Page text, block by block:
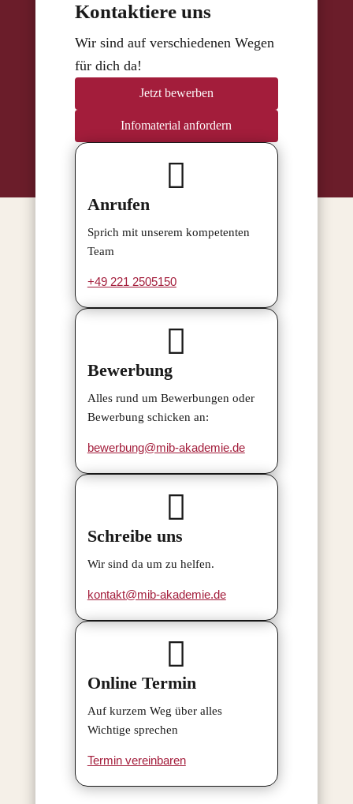
Kontaktiere uns
Wir sind auf verschiedenen Wegen
für dich da!
Jetzt bewerben
Infomaterial anfordern

Anrufen
Sprich mit unserem kompetenten
Team
+49 221 2505150

Bewerbung
Alles rund um Bewerbungen oder
Bewerbung schicken an:
bewerbung@mib-akademie.de

Schreibe uns
Wir sind da um zu helfen.
kontakt@mib-akademie.de

Online Termin
Auf kurzem Weg über alles
Wichtige sprechen
Termin vereinbaren